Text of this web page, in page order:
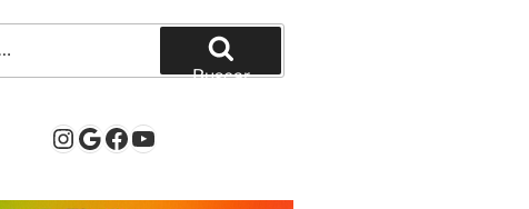
Buscar
Instagram
Google
Facebook
YouTube